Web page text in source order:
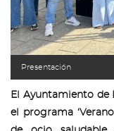
Presentación
El Ayuntamiento de
el programa